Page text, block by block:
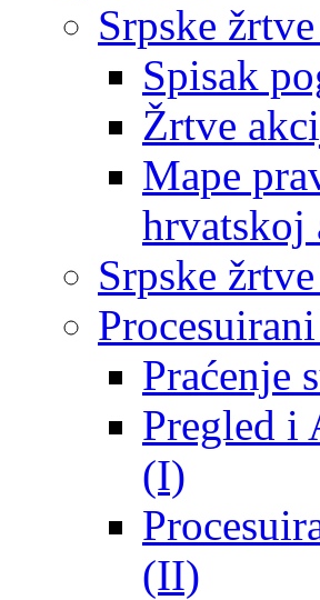
Srpske
Spisak
Žrtve
Mape
hrvatskoj
Srpske
Praćenje
Pregled i
(I)
(II)